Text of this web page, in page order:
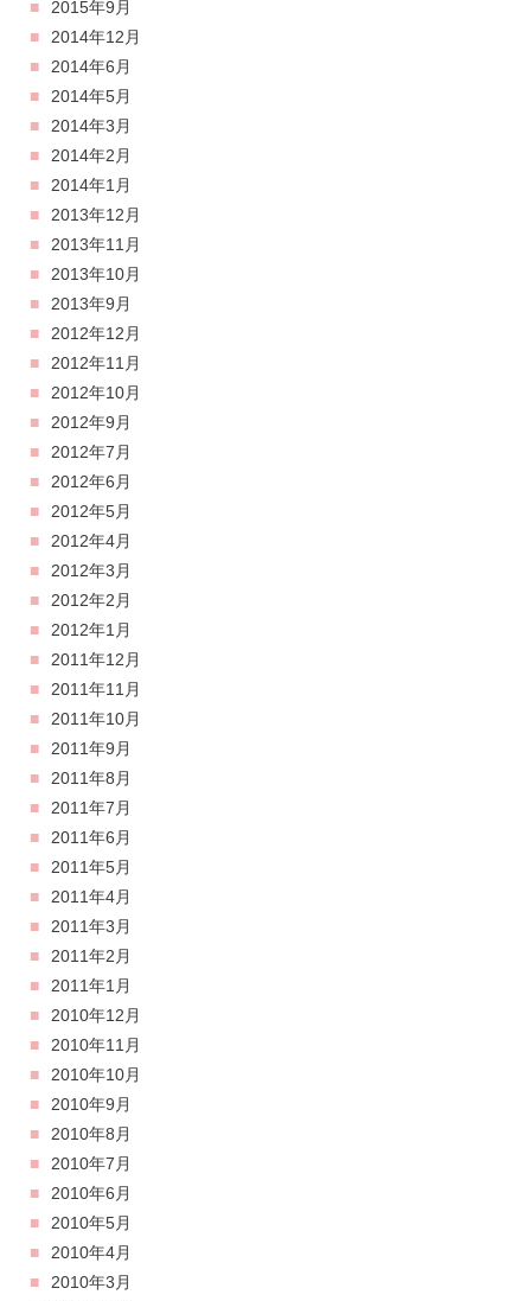
2015年9月
2014年12月
2014年6月
2014年5月
2014年3月
2014年2月
2014年1月
2013年12月
2013年11月
2013年10月
2013年9月
2012年12月
2012年11月
2012年10月
2012年9月
2012年7月
2012年6月
2012年5月
2012年4月
2012年3月
2012年2月
2012年1月
2011年12月
2011年11月
2011年10月
2011年9月
2011年8月
2011年7月
2011年6月
2011年5月
2011年4月
2011年3月
2011年2月
2011年1月
2010年12月
2010年11月
2010年10月
2010年9月
2010年8月
2010年7月
2010年6月
2010年5月
2010年4月
2010年3月